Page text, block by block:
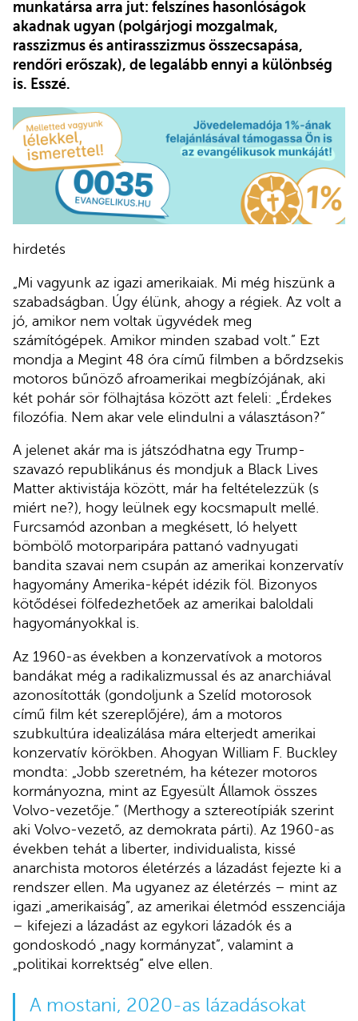
munkatársa arra jut: felszínes hasonlóságok
akadnak ugyan (polgárjogi mozgalmak,
rasszizmus és antirasszizmus összecsapása,
rendőri erőszak), de legalább ennyi a különbség
is. Esszé.
hirdetés
„Mi vagyunk az igazi amerikaiak. Mi még hiszünk a
szabadságban. Úgy élünk, ahogy a régiek. Az volt a
jó, amikor nem voltak ügyvédek meg
számítógépek. Amikor minden szabad volt.” Ezt
mondja a Megint 48 óra című filmben a bőrdzsekis
motoros bűnöző afroamerikai megbízójának, aki
két pohár sör fölhajtása között azt feleli: „Érdekes
filozófia. Nem akar vele elindulni a választáson?”
A jelenet akár ma is játszódhatna egy Trump-
szavazó republikánus és mondjuk a Black Lives
Matter aktivistája között, már ha feltételezzük (s
miért ne?), hogy leülnek egy kocsmapult mellé.
Furcsamód azonban a megkésett, ló helyett
bömbölő motorparipára pattanó vadnyugati
bandita szavai nem csupán az amerikai konzervatív
hagyomány Amerika-képét idézik föl. Bizonyos
kötődései fölfedezhetőek az amerikai baloldali
hagyományokkal is.
Az 1960-as években a konzervatívok a motoros
bandákat még a radikalizmussal és az anarchiával
azonosították (gondoljunk a Szelíd motorosok
című film két szereplőjére), ám a motoros
szubkultúra idealizálása mára elterjedt amerikai
konzervatív körökben. Ahogyan William F. Buckley
mondta: „Jobb szeretném, ha kétezer motoros
kormányozna, mint az Egyesült Államok összes
Volvo-vezetője.” (Merthogy a sztereotípiák szerint
aki Volvo-vezető, az demokrata párti). Az 1960-as
években tehát a liberter, individualista, kissé
anarchista motoros életérzés a lázadást fejezte ki a
rendszer ellen. Ma ugyanez az életérzés – mint az
igazi „amerikaiság”, az amerikai életmód esszenciája
– kifejezi a lázadást az egykori lázadók és a
gondoskodó „nagy kormányzat”, valamint a
„politikai korrektség” elve ellen.
A mostani, 2020-as lázadásokat